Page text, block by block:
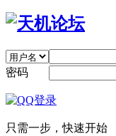
密码
只需一步，快速开始